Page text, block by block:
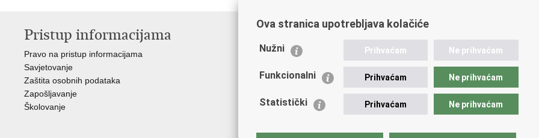
Pristup informacijama
Pravo na pristup informacijama
Savjetovanje
Zaštita osobnih podataka
Zapošljavanje
Školovanje
Važne poveznice
Ministarstvo unutarnjih poslova
Udruge
Policijska akademija
Zaklada policijske solidarnosti
Ova stranica upotrebljava kolačiće
Nužni Prihvaćam Ne prihvaćam
Funkcionalni Prihvaćam Ne prihvaćam
Statistički Prihvaćam Ne prihvaćam